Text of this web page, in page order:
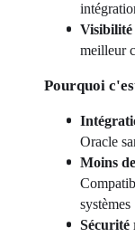
Visibilité
meilleur
Pourquoi
Oracle
Moins
systèmes
Sécurité